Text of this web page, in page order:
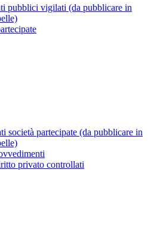
pubblici vigilati (da pubblicare in
società partecipate (da pubblicare in
privato controllati